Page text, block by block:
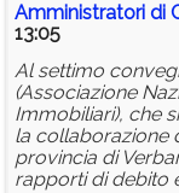
Amministratori di
13:05
Al settimo
(Associazione
Immobiliari), che
la collaborazione
provincia di
rapporti di debito